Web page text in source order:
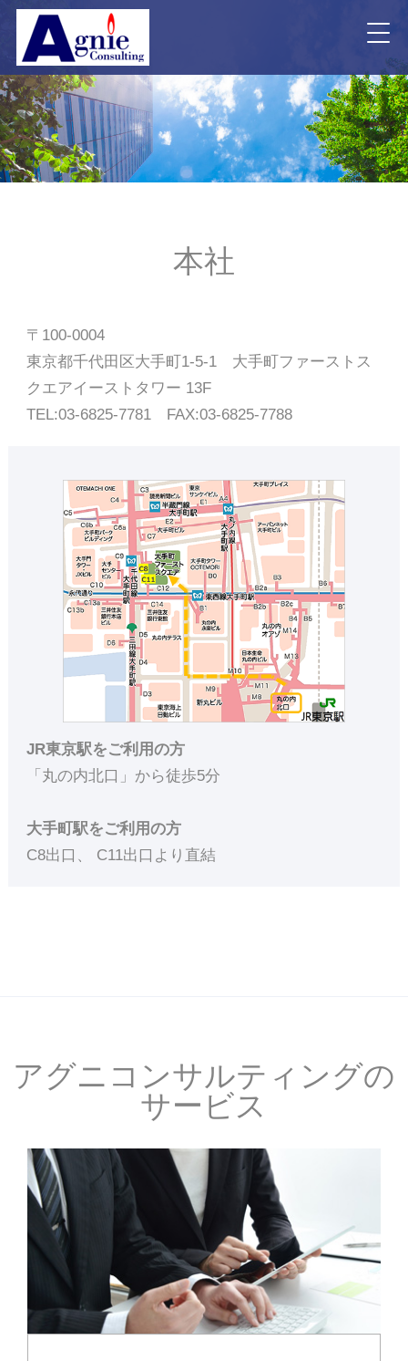
本社
〒100-0004
東京都千代田区大手町1-5-1 大手町ファーストス
クエアイーストタワー 13F
TEL:03-6825-7781 FAX:03-6825-7788
JR東京駅をご利用の方
「丸の内北口」から徒歩5分
大手町駅をご利用の方
C8出口、 C11出口より直結
アグニコンサルティングの
サービス